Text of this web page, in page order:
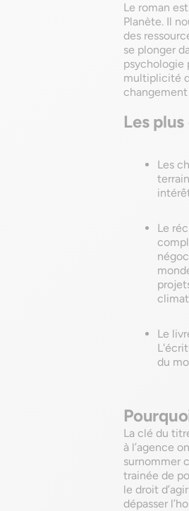
Le roman
Planète. Il
des
se plonger
psychologie
multiplicité
Les
Les
Le
Le
du
La clé du
à l’agence
surnommer
trainée de
le droit
dépasser